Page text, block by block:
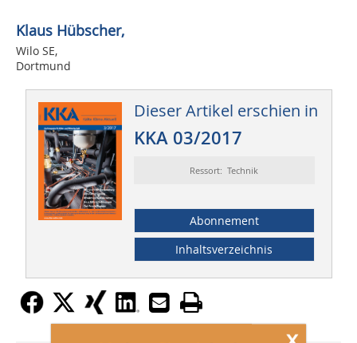
Klaus Hübscher,
Wilo SE,
Dortmund
Dieser Artikel erschien in
KKA 03/2017
Ressort: Technik
Abonnement
Inhaltsverzeichnis